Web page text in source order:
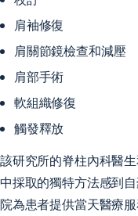
肩袖修復
肩關節鏡檢查和減壓
肩部手術
軟組織修復
觸發釋放
該研究所的脊柱內科醫
中採取的獨特方法感到
院為患者提供當天醫療